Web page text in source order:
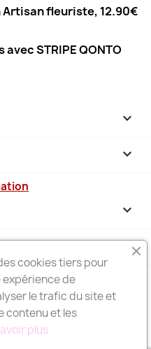
Artisan fleuriste, 12.90€
STRIPE QONTO



keyboard_arrow_down
- UN RÉSEAU DE
MARTINIQUE
cookies tiers pour
de
le trafic du site et
contenu et les
plus